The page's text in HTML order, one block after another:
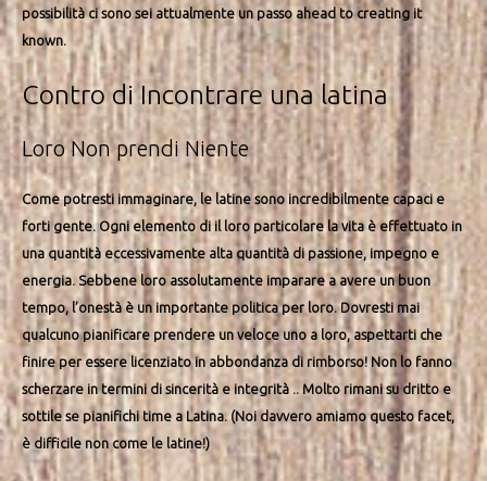
possibilità ci sono sei attualmente un passo ahead to creating it
known.
Contro di Incontrare una latina
Loro Non prendi Niente
Come potresti immaginare, le latine sono incredibilmente capaci e
forti gente. Ogni elemento di il loro particolare la vita è effettuato in
una quantità eccessivamente alta quantità di passione, impegno e
energia. Sebbene loro assolutamente imparare a avere un buon
tempo, l’onestà è un importante politica per loro. Dovresti mai
qualcuno pianificare prendere un veloce uno a loro, aspettarti che
finire per essere licenziato in abbondanza di rimborso! Non lo fanno
scherzare in termini di sincerità e integrità .. Molto rimani su dritto e
sottile se pianifichi time a Latina. (Noi davvero amiamo questo facet,
è difficile non come le latine!)